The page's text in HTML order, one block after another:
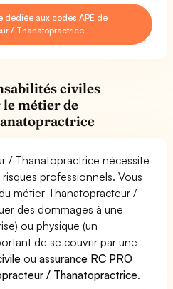
dédiée aux codes APE de
/ Thanatopractrice
civiles
métier de
/ Thanatopractrice nécessite
professionnels. Vous
métier Thanatopracteur /
des dommages à une
ou physique (un
de se couvrir par une
ouassurance RC PRO
/ Thanatopractrice.